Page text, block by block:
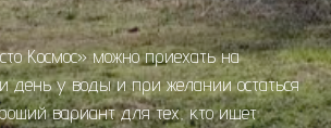
Космос» можно приехать на
день у воды и при желании остаться
вариант для тех, кто ищет